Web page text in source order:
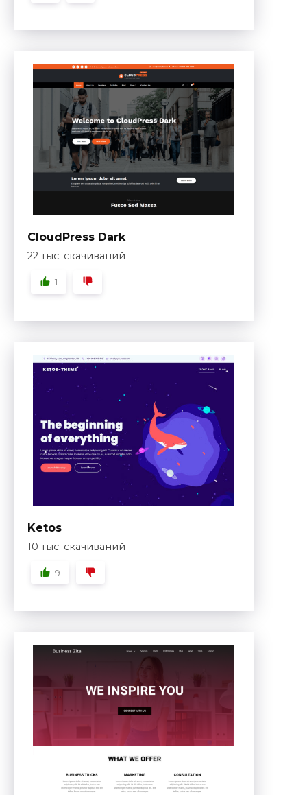
CloudPress Dark
22 тыс. скачиваний
1
Ketos
10 тыс. скачиваний
9